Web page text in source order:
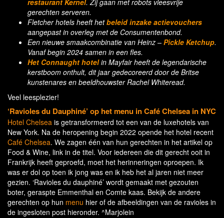
restaurant Kernel. Zij gaan met robots vleesvrije
gerechten serveren.
Fletcher hotels heeft hetbeleid inzake actievouchers
aangepast in overleg met de Consumentenbond.
Een nieuwe smaakcombinatie van Heinz – Pickle Ketchup.
Vanaf begin 2024 samen in een fles.
Het Connaught hotel in Mayfair heeft de legendarische
kerstboom onthult, dit jaar gedecoreerd door de Britse
kunstenares en beeldhouwster Rachel Whiteread.
Veel leesplezier!
‘Ravioles du Dauphiné’ op het menu in Café Chelsea in NYC
Hotel Chelsea is getransformeerd tot een van de luxehotels van
New York. Na de heropening begin 2022 opende het hotel recent
Café Chelsea. We zagen één van hun gerechten in het artikel op
Food & Wine, link in de titel. Voor iedereen die dit gerecht ooit in
Frankrijk heeft geproefd, moet het herinneringen oproepen. Ik
was er dol op toen ik jong was en ik heb het al jaren niet meer
gezien. ‘Ravioles du dauphiné’ wordt gemaakt met gezouten
boter, geraspte Emmenthal en Comte kaas. Bekijk de andere
gerechten op hun menu hier of de afbeeldingen van de ravioles in
de ingesloten post hieronder. ^Marjolein